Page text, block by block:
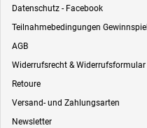
Datenschutz - Facebook
Teilnahmebedingungen Gewinnspiel
AGB
Widerrufsrecht & Widerrufsformular
Retoure
Versand- und Zahlungsarten
Newsletter